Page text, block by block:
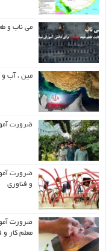
می ناب و
مین ، آب و
ضرورت
ضرورت
و فناوری
ضرورت
معلم کار و